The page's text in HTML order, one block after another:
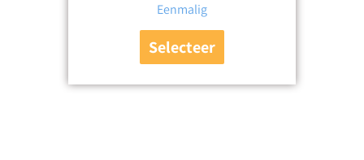
Eenmalig
Selecteer